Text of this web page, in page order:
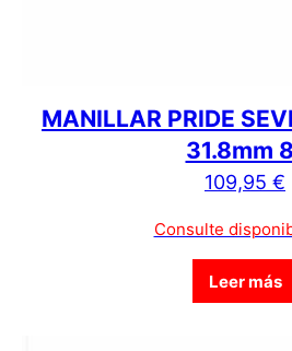
MANILLAR PRIDE
31.8mm
109,95 €
Consulte
Leer más